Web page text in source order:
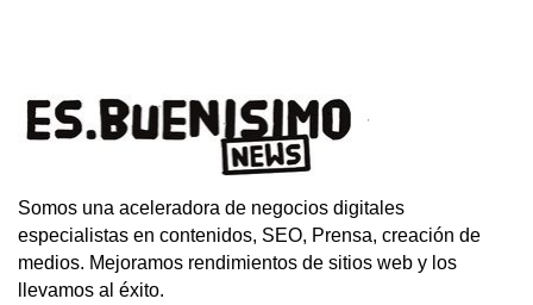
Somos una aceleradora de negocios digitales
especialistas en contenidos, SEO, Prensa, creación de
medios. Mejoramos rendimientos de sitios web y los
llevamos al éxito.